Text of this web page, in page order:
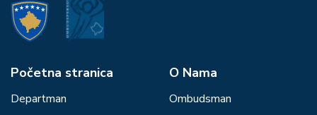
Početna stranica
Departman
О Nama
Ombudsman